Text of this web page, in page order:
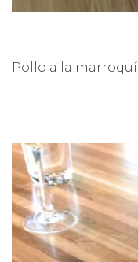
Pollo a la marroquí